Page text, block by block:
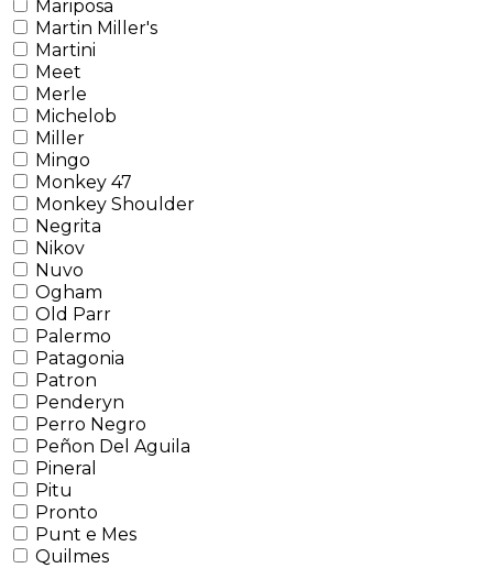
Mariposa
Martin Miller's
Martini
Meet
Merle
Michelob
Miller
Mingo
Monkey 47
Monkey Shoulder
Negrita
Nikov
Nuvo
Ogham
Old Parr
Palermo
Patagonia
Patron
Penderyn
Perro Negro
Peñon Del Aguila
Pineral
Pitu
Pronto
Punt e Mes
Quilmes